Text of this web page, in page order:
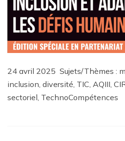
24 avril 2025 Sujets/Thèmes :
inclusion, diversité, TIC, AQIII,
sectoriel, TechnoCompétences